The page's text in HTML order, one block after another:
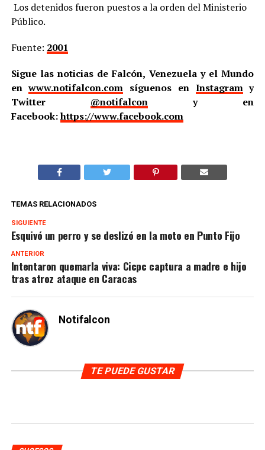
Los detenidos fueron puestos a la orden del Ministerio
Público.
Fuente: 2001
Sigue las noticias de Falcón, Venezuela y el Mundo
enwww.notifalcon.com síguenos en Instagramy
Twitter @notifalcony en
Facebook:https://www.facebook.com
TEMAS RELACIONADOS
SIGUIENTE
Esquivó un perro y se deslizó en la moto en Punto Fijo
ANTERIOR
Intentaron quemarla viva: Cicpc captura a madre e hijo
tras atroz ataque en Caracas
Notifalcon
TE PUEDE GUSTAR